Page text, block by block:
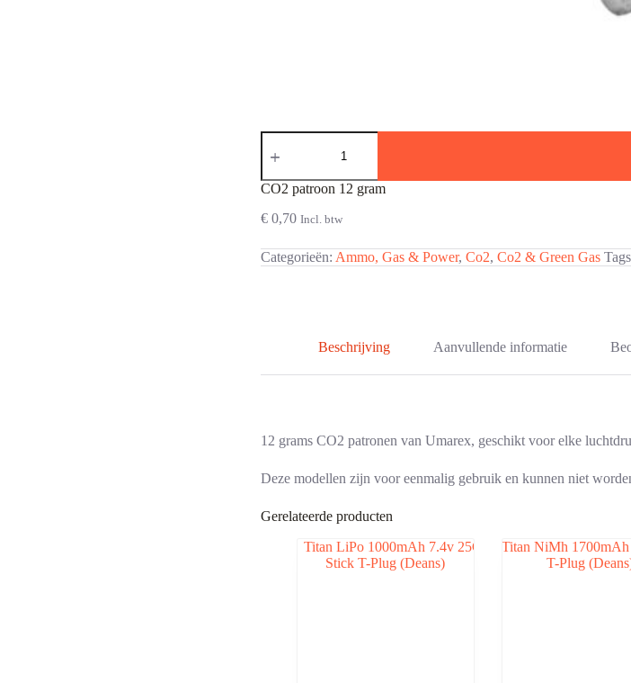
CO2
patroon
gram
aantal
CO2 patroon 12 gram
€ 0,70 Incl. btw
Categorieën: Ammo, Gas & Power,Co2,Co2 & Green Gas
Beschrijving Aanvullende informatie
12 grams CO2 patronen van Umarex, geschikt voor elke
Deze modellen zijn voor eenmalig gebruik en kunnen niet
Gerelateerde producten